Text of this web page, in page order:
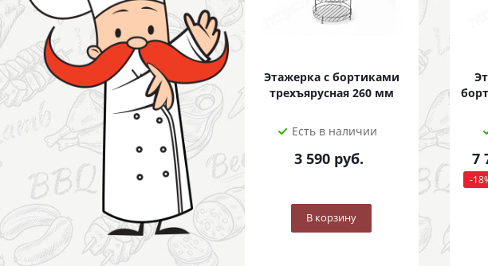
Этажерка с бортиками
трехъярусная 260 мм
Есть в наличии
3 590руб.
В корзину
7
-18